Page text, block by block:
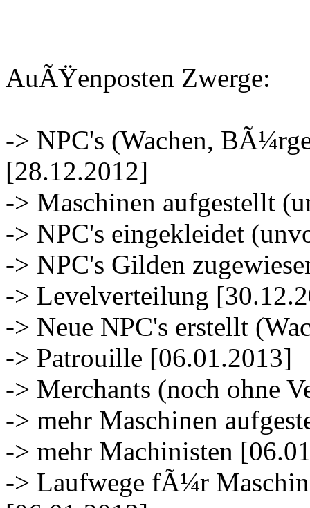
AuÃŸenposten Zwerge:
-> NPC's (Wachen,
[28.12.2012]
-> Maschinen aufgestellt
-> NPC's eingekleidet
-> NPC's Gilden
-> Levelverteilung
-> Neue NPC's erstellt
-> Patrouille [06.01.2013]
-> Merchants (noch ohne
-> mehr Maschinen
-> mehr Machinisten
-> Laufwege fÃ¼r